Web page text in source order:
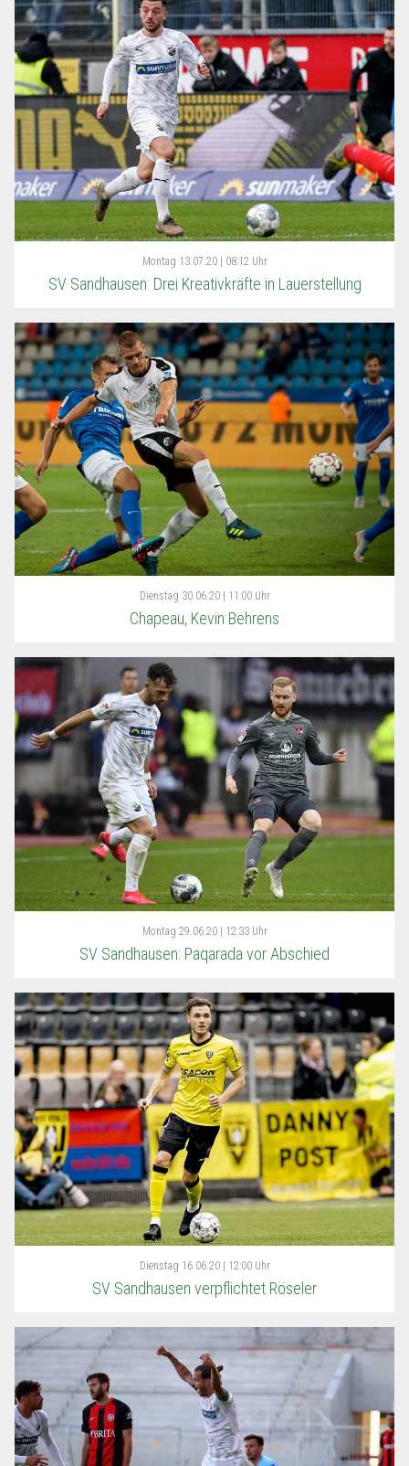
Montag 13.07.20 | 08:12 Uhr
SV Sandhausen: Drei Kreativkräfte in Lauerstellung
Dienstag 30.06.20 | 11:00 Uhr
Chapeau, Kevin Behrens
Montag 29.06.20 | 12:33 Uhr
SV Sandhausen: Paqarada vor Abschied
Dienstag 16.06.20 | 12:00 Uhr
SV Sandhausen verpflichtet Röseler